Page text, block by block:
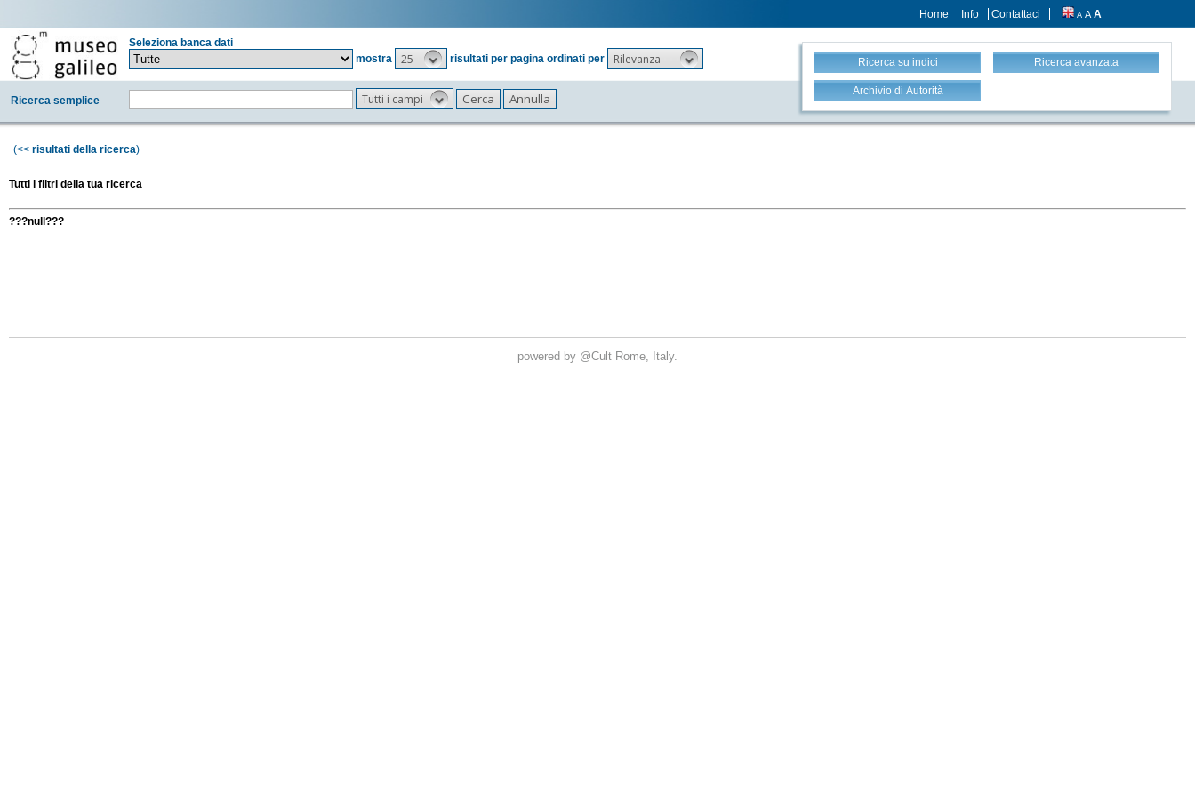
Home Info Contattaci A A A
Seleziona banca dati
mostra
25 risultati per pagina ordinati per Rilevanza
Ricerca semplice Tutti i campi
Ricerca su indici Ricerca avanzata
Archivio di Autorità
(<< risultati della ricerca)
Tutti i filtri della tua ricerca
???null???
powered by @Cult Rome, Italy.